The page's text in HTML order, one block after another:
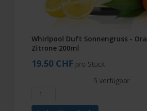
Whirlpool Duft Sonnengruss -
Zitrone 200ml
19.50 CHF pro Stück
5 verfügbar